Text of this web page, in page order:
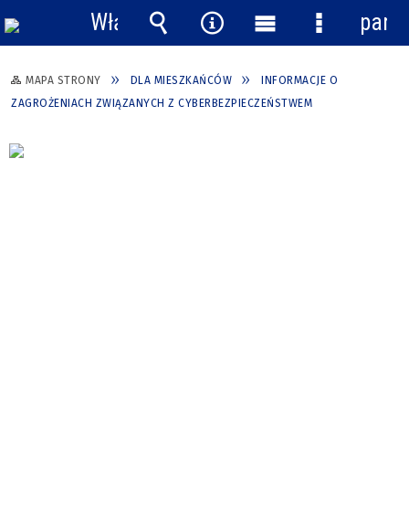
MAPA STRONY DLA MIESZKAŃCÓW
INFORMACJE O
ZAGROŻENIACH ZWIĄZANYCH Z CYBERBEZPIECZEŃSTWEM
Włącz
powiadomienia
Wyszukiwarka
Narzędzia
Menu
główne
Menu
panel